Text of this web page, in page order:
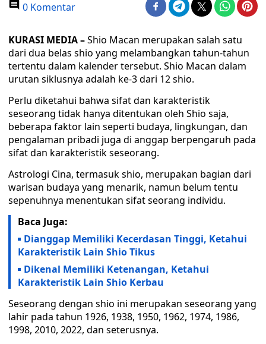
0 Komentar
KURASI MEDIA –Shio Macan merupakan salah satu
dari dua belas shio yang melambangkan tahun-tahun
tertentu dalam kalender tersebut. Shio Macan dalam
urutan siklusnya adalah ke-3 dari 12 shio.
Perlu diketahui bahwa sifat dan karakteristik
seseorang tidak hanya ditentukan oleh Shio saja,
beberapa faktor lain seperti budaya, lingkungan, dan
pengalaman pribadi juga di anggap berpengaruh pada
sifat dan karakteristik seseorang.
Astrologi Cina, termasuk shio, merupakan bagian dari
warisan budaya yang menarik, namun belum tentu
sepenuhnya menentukan sifat seorang individu.
Baca Juga:
Dianggap Memiliki Kecerdasan Tinggi, Ketahui
Karakteristik Lain Shio Tikus
Dikenal Memiliki Ketenangan, Ketahui
Karakteristik Lain Shio Kerbau
Seseorang dengan shio ini merupakan seseorang yang
lahir pada tahun 1926, 1938, 1950, 1962, 1974, 1986,
1998, 2010, 2022, dan seterusnya.